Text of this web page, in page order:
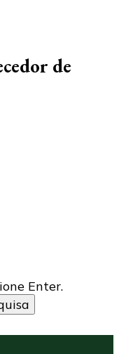
de
Enter.